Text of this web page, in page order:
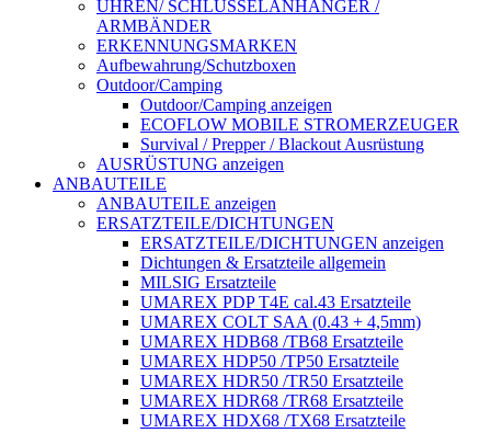
UHREN/ SCHLÜSSELANHÄNGER /
ARMBÄNDER
ERKENNUNGSMARKEN
Aufbewahrung/Schutzboxen
Outdoor/Camping
Outdoor/Camping anzeigen
ECOFLOW MOBILE STROMERZEUGER
Survival / Prepper / Blackout Ausrüstung
AUSRÜSTUNG anzeigen
ANBAUTEILE
ANBAUTEILE anzeigen
ERSATZTEILE/DICHTUNGEN
ERSATZTEILE/DICHTUNGEN anzeigen
Dichtungen & Ersatzteile allgemein
MILSIG Ersatzteile
UMAREX PDP T4E cal.43 Ersatzteile
UMAREX COLT SAA (0.43 + 4,5mm)
UMAREX HDB68 /TB68 Ersatzteile
UMAREX HDP50 /TP50 Ersatzteile
UMAREX HDR50 /TR50 Ersatzteile
UMAREX HDR68 /TR68 Ersatzteile
UMAREX HDX68 /TX68 Ersatzteile